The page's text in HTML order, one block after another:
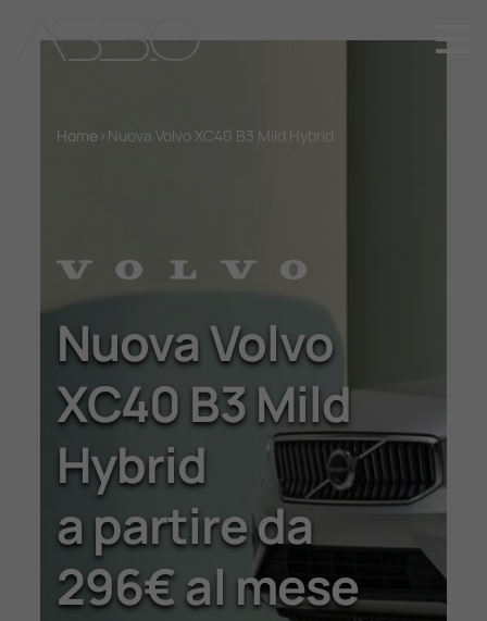
+39 049 899 4411
Promozioni
Assistenza
Novità Sui Nostri Veicoli
Lavora Con Noi
Contattaci
Home> Nuova Volvo XC40 B3 Mild Hybrid
Nuova Volvo
XC40 B3 Mild
Hybrid
a partire da
296€ al mese